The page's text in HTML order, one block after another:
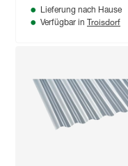
Lieferung nach Hause
Verfügbar in Troisdorf